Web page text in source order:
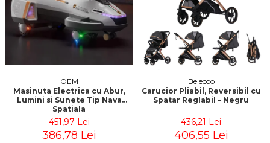
OEM
Masinuta Electrica cu Abur,
Lumini si Sunete Tip Nava
Spatiala
451,97 Lei
386,78 Lei
Belecoo
Carucior Pliabil, Reversibil cu
Spatar Reglabil – Negru
436,21 Lei
406,55 Lei